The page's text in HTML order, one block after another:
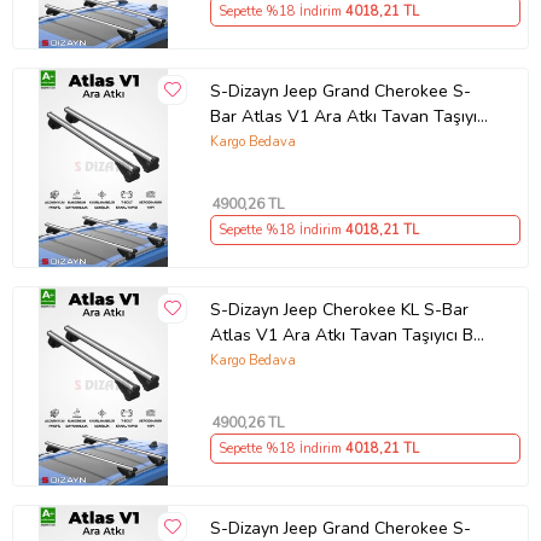
Güvenli Teslimat
Siparişleriniz darbe emici özel ambalajlarla, kargoda zarar
görmeyecek şekilde paketlenerek tarafınıza ulaştırılır. %100
Müşteri memnuniyeti garantisiyle.
Ürün Kodu:kcm60752194
Sepette %18 İndirim 4018,21 TL
S-Dizayn Jeep Grand Cherokee S-
Bar Atlas V1 Ara Atkı Tavan Taşıyıcı
Barı Gri 130 Cm 2004-2010 A+
Kargo Bedava
4900,26 TL
Sepette %18 İndirim 4018,21 TL
S-Dizayn Jeep Cherokee KL S-Bar
Atlas V1 Ara Atkı Tavan Taşıyıcı Barı
Gri 130 Cm 2013-2023 A+ Kalite
Kargo Bedava
4900,26 TL
Sepette %18 İndirim 4018,21 TL
S-Dizayn Jeep Grand Cherokee S-